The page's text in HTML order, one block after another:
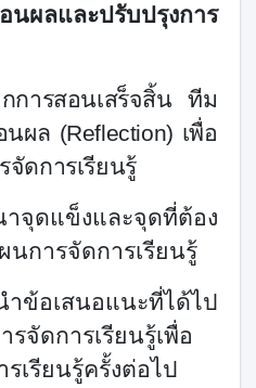
นผลและปรับปรุงการ
กการสอนเสร็จสิ้น ทีม
นผล (Reflection) เพื่อ
จัดการเรียนรู้
จุดแข็งและจุดที่ต้อง
นการจัดการเรียนรู้
สนอแนะที่ได้ไป
จัดการเรียนรู้เพื่อ
เรียนรู้ครั้งต่อไป